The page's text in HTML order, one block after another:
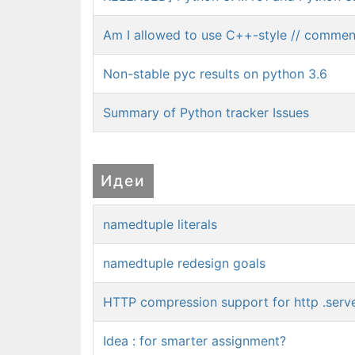
Am I allowed to use C++-style //
Non-stable pyc results on python 3.6
Summary of Python tracker Issues
Идеи
namedtuple literals
namedtuple redesign goals
HTTP compression support for http
Idea : for smarter assignment?